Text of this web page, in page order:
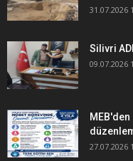
31.07.2026
Silivri
09.07.2026
27.07.2026